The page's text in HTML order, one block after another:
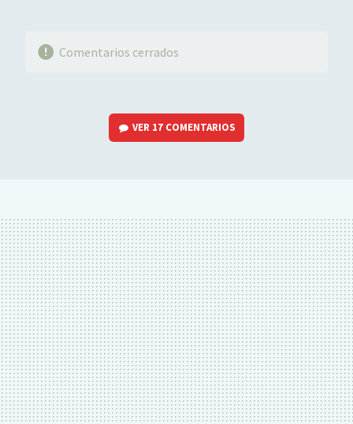
Comentarios cerrados
VER 17 COMENTARIOS